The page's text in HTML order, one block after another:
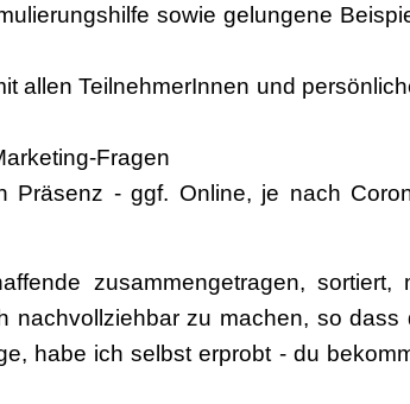
sowie gelungene
allen TeilnehmerInnen und
Fragen
Präsenz - ggf. Online, je nach
zusammengetragen, sortiert,
nachvollziehbar zu machen, so dass
habe ich selbst erprobt - du